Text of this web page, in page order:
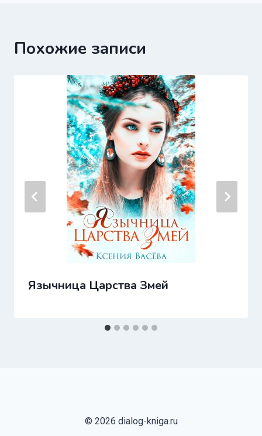
Похожие записи
Язычница Царства Змей
© 2026 dialog-kniga.ru